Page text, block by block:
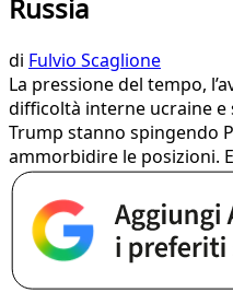
Russia
di Fulvio Scaglione
La pressione del tempo,
difficoltà interne ucraine
Trump stanno spingendo
ammorbidire le posizioni.